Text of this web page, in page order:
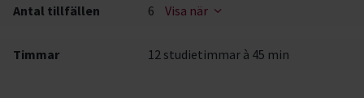
Antal tillfällen 6 Visa när
Timmar 12 studietimmar à 45 min